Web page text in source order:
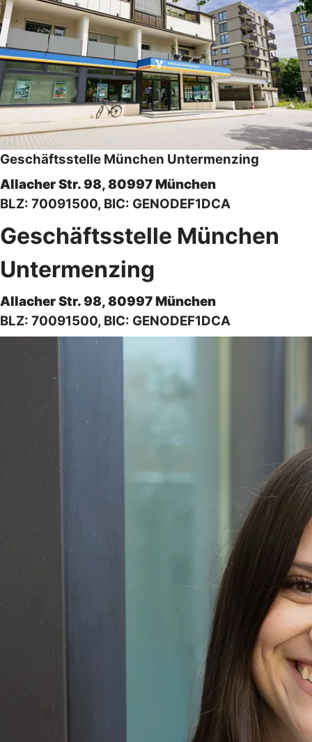
Geschäftsstelle München Untermenzing
Allacher Str. 98, 80997 München
BLZ: 70091500, BIC: GENODEF1DCA
Geschäftsstelle München
Untermenzing
Allacher Str. 98, 80997 München
BLZ: 70091500, BIC: GENODEF1DCA